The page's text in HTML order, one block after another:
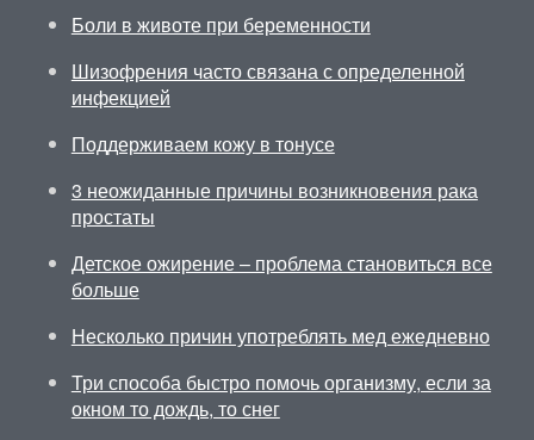
Боли в животе при беременности
Шизофрения часто связана с определенной
инфекцией
Поддерживаем кожу в тонусе
3 неожиданные причины возникновения рака
простаты
Детское ожирение – проблема становиться все
больше
Несколько причин употреблять мед ежедневно
Три способа быстро помочь организму, если за
окном то дождь, то снег